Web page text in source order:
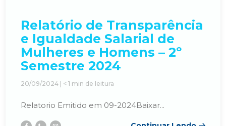
Relatório de Transparência
e Igualdade Salarial de
Mulheres e Homens – 2º
Semestre 2024
20/09/2024 | < 1 min de leitura
Relatorio Emitido em 09-2024Baixar...